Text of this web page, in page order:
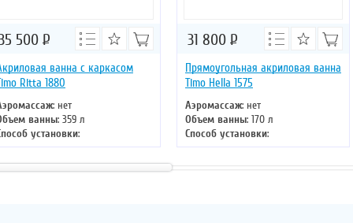
ванна с каркасом
Ritta 1880
: нет
ванны: 359 л
установки:
: нет
: 180 см
500 Р
Прямоугольная акриловая ванна
Timo Hella 1575
Аэромассаж: нет
Объем ванны: 170 л
Способ установки:
отдельностоящая
31 800 Р